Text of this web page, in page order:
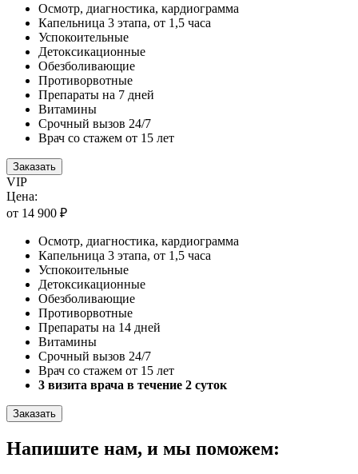
Осмотр, диагностика, кардиограмма
Капельница 3 этапа, от 1,5 часа
Успокоительные
Детоксикационные
Обезболивающие
Противорвотные
Препараты на 7 дней
Витамины
Срочный вызов 24/7
Врач со стажем от 15 лет
Заказать
VIP
Цена:
от 14 900 ₽
Осмотр, диагностика, кардиограмма
Капельница 3 этапа, от 1,5 часа
Успокоительные
Детоксикационные
Обезболивающие
Противорвотные
Препараты на 14 дней
Витамины
Срочный вызов 24/7
Врач со стажем от 15 лет
3 визита врача в течение 2 суток
Заказать
Напишите нам, и мы поможем: